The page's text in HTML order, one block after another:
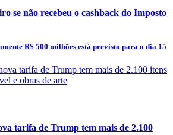
se não recebeu o cashback do Imposto
R$ 500 milhões está previsto para o dia 15
tarifa de Trump tem mais de 2.100